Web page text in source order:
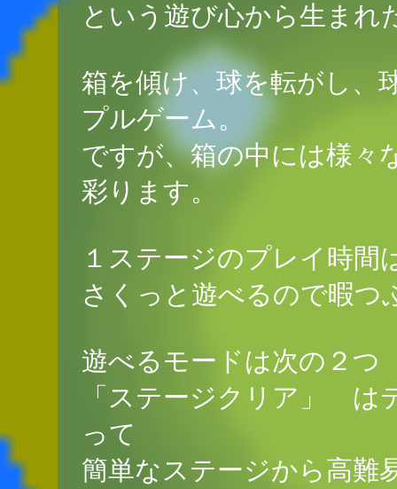
という遊び心から生まれ
箱を傾け、球を転がし、
プルゲーム。
ですが、箱の中には様々
彩ります。
１ステージのプレイ時
さくっと遊べるので暇つ
遊べるモードは次の２つ
「ステージクリア」 は
って
簡単なステージから高難